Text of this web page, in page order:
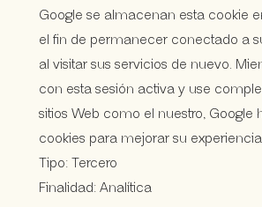
Google se almacenan esta cookie
el fin de permanecer conectado a
al visitar sus servicios de nuevo.
con esta sesión activa y use
sitios Web como el nuestro, Google
cookies para mejorar su
Tipo: Tercero
Finalidad: Analítica